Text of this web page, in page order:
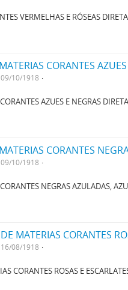
VERMELHAS E RÓSEAS
09/10/1918
AZUES E NEGRAS
09/10/1918
NEGRAS AZULADAS,
16/08/1918
CORANTES ROSAS E